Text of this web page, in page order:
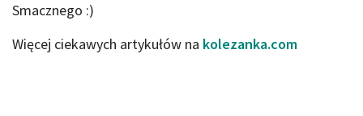
Smacznego :)
Więcej ciekawych artykułów na kolezanka.com